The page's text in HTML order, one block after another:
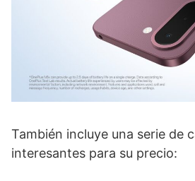
También incluye una serie de
interesantes para su precio: